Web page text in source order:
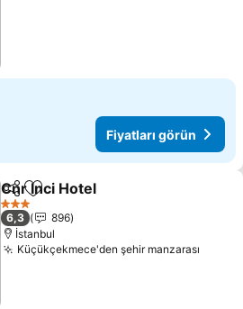
Fiyatları görün
PaylaşFavorilerime ekle
Cnr Inci Hotel
3 Yıldız
6,3
896
İstanbul
Küçükçekmece'den şehir manzarası